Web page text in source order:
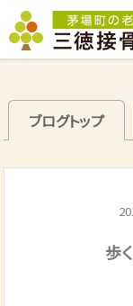
ブログトップ
歩